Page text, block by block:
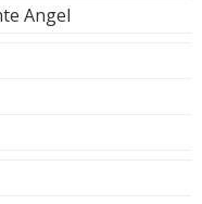
Angel